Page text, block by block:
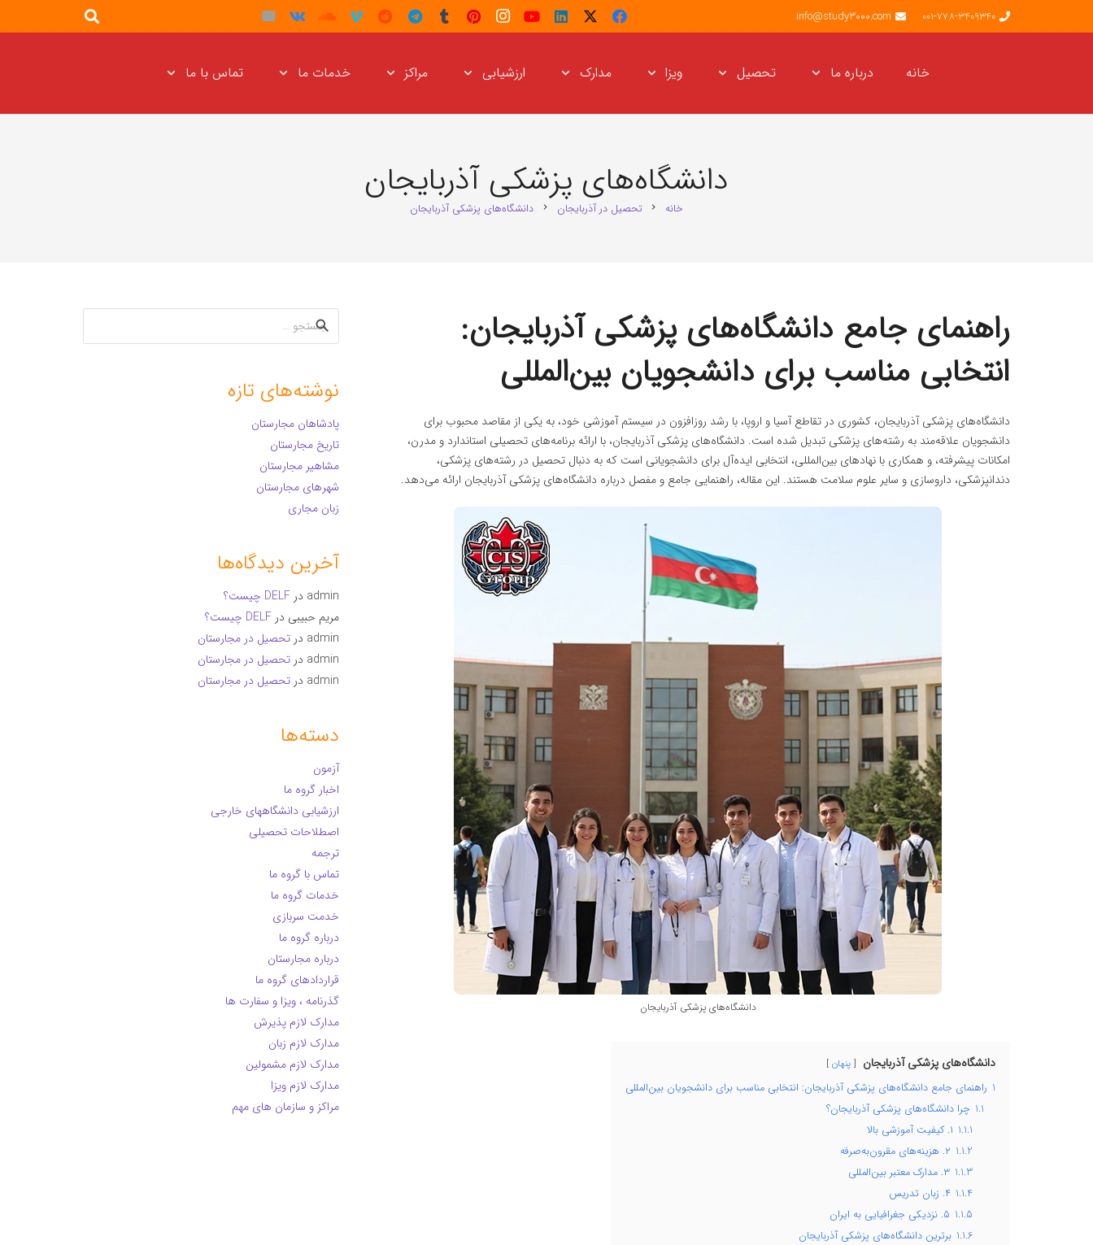
001-778-3409340
info@study3000.com
خانه درباره ما تحصیل ویزا مدارک ارزشیابی مراکز خدمات ما تماس با ما
دانشگاه‌های پزشکی آذربایجان
خانه chevron_right تحصیل در آذربایجان chevron_right دانشگاه‌های پزشکی آذربایجان
راهنمای جامع دانشگاه‌های پزشکی آذربایجان:
انتخابی مناسب برای دانشجویان بین‌المللی
دانشگاه‌های پزشکی آذربایجان، کشوری در تقاطع آسیا و اروپا، با رشد روزافزون در سیستم آموزشی خود، به یکی از مقاصد محبوب برای
دانشجویان علاقه‌مند به رشته‌های پزشکی تبدیل شده است. دانشگاه‌های پزشکی آذربایجان، با ارائه برنامه‌های تحصیلی استاندارد و مدرن،
امکانات پیشرفته، و همکاری با نهادهای بین‌المللی، انتخابی ایده‌آل برای دانشجویانی است که به دنبال تحصیل در رشته‌های پزشکی،
دندانپزشکی، داروسازی و سایر علوم سلامت هستند. این مقاله، راهنمایی جامع و مفصل درباره دانشگاه‌های پزشکی آذربایجان ارائه می‌دهد.
دانشگاه‌های پزشکی آذربایجان
دانشگاه‌های پزشکی آذربایجان پنهان
1 راهنمای جامع دانشگاه‌های پزشکی آذربایجان: انتخابی مناسب برای دانشجویان بین‌المللی
1.1 چرا دانشگاه‌های پزشکی آذربایجان؟
1.1.1 ۱. کیفیت آموزشی بالا
1.1.2 ۲. هزینه‌های مقرون‌به‌صرفه
1.1.3 ۳. مدارک معتبر بین‌المللی
1.1.4 ۴. زبان تدریس
1.1.5 ۵. نزدیکی جغرافیایی به ایران
1.1.6 برترین دانشگاه‌های پزشکی آذربایجان
جستجو
برای:
نوشته‌های تازه
پادشاهان مجارستان
تاریخ مجارستان
مشاهیر مجارستان
شهرهای مجارستان
زبان مجاری
آخرین دیدگاه‌ها
admin در DELF چیست؟
مریم حبیبی در DELF چیست؟
admin در تحصیل در مجارستان
admin در تحصیل در مجارستان
admin در تحصیل در مجارستان
دسته‌ها
آزمون
اخبار گروه ما
ارزشیابی دانشگاههای خارجی
اصطلاحات تحصیلی
ترجمه
تماس با گروه ما
خدمات گروه ما
خدمت سربازی
درباره گروه ما
درباره مجارستان
قراردادهای گروه ما
گذرنامه ، ویزا و سفارت ها
مدارک لازم پذیرش
مدارک لازم زبان
مدارک لازم مشمولین
مدارک لازم ویزا
مراکز و سازمان های مهم